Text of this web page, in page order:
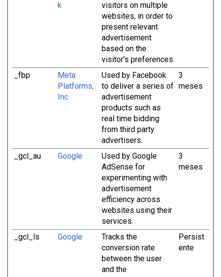
k
visitors on multiple
websites, in order to
present relevant
advertisement
based on the
visitor's preferences.
_fbp
Meta
Platforms,
Inc.
Used by Facebook
to deliver a series of
advertisement
products such as
real time bidding
from third party
advertisers.
3
meses
_gcl_au Google
Used by Google
AdSense for
experimenting with
advertisement
efficiency across
websites using their
services.
3
meses
_gcl_ls Google
Tracks the
conversion rate
between the user
and the
Persist
ente